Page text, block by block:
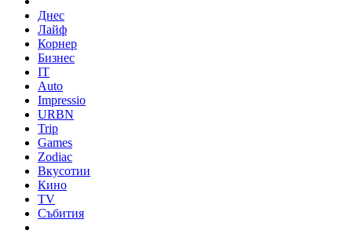
Днес
Лайф
Корнер
Бизнес
IT
Auto
Impressio
URBN
Trip
Games
Zodiac
Вкусотии
Кино
TV
Събития